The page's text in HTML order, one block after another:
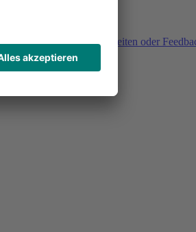
Sie haben Fragen, Unklarheiten oder
Buchung?